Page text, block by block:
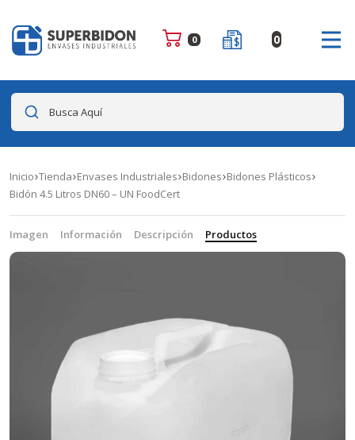
0 0
Busca Aquí
Inicio Tienda Envases Industriales Bidones Bidones Plásticos
Bidón 4.5 Litros DN60 – UN FoodCert
Imagen Información Descripción Productos